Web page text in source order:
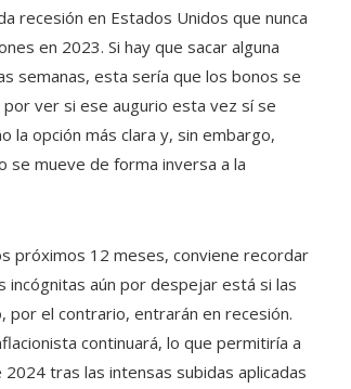
recesión en Estados Unidos que nunca
en 2023. Si hay que sacar alguna
semanas, esta sería que los bonos se
ver si ese augurio esta vez sí se
la opción más clara y, sin embargo,
se mueve de forma inversa a la
próximos 12 meses, conviene recordar
aún por despejar está si las
por el contrario, entrarán en recesión.
continuará, lo que permitiría a
tras las intensas subidas aplicadas